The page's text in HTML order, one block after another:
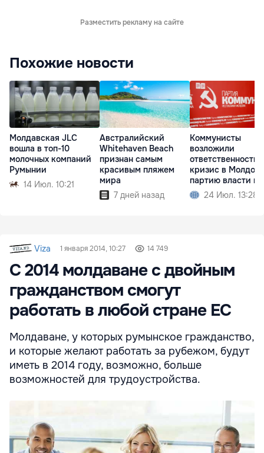
Разместить рекламу на сайте
Похожие новости
Молдавская JLC
вошла в топ-10
молочных компаний
Румынии
14 Июл. 10:21
Австралийский
Whitehaven Beach
признан самым
красивым пляжем
мира
7 дней назад
Коммунисты
возложили
ответственность
кризис в
партию власти и
Санду24 Июл. 13:28
Viza 1 января 2014, 10:27 14 749
C 2014 молдаване c двойным
гражданством смогут
работать в любой стране ЕС
Молдаване, у которых румынское гражданство,
и которые желают работать за рубежом, будут
иметь в 2014 году, возможно, больше
возможностей для трудоустройства.